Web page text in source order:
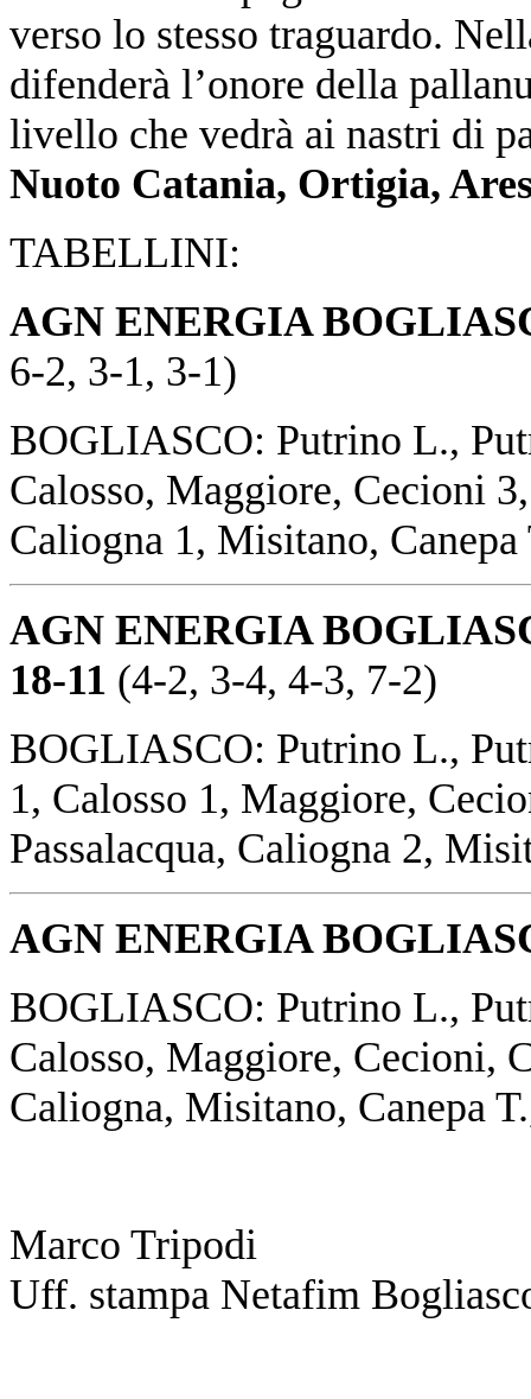
verso lo stesso traguardo.
difenderà l’onore della
livello che vedrà ai nastri di
Nuoto Catania, Ortigia,
TABELLINI:
AGN ENERGIA
6-2, 3-1, 3-1)
BOGLIASCO: Putrino L.,
Calosso, Maggiore, Cecioni
Caliogna 1, Misitano,
AGN ENERGIA
18-11 (4-2, 3-4, 4-3, 7-2)
BOGLIASCO: Putrino L.,
1, Calosso 1, Maggiore,
Passalacqua, Caliogna 2,
AGN ENERGIA
BOGLIASCO: Putrino L.,
Calosso, Maggiore, Cecioni,
Caliogna, Misitano, Canepa
Marco Tripodi
Uff. stampa Netafim